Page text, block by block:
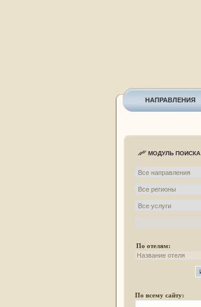
НАПРАВЛЕНИЯ
МОДУЛЬ ПОИСКА
По отелям:
По всему сайту: